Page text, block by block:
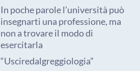
In poche parole l’università può
insegnarti una professione, ma
non a trovare il modo di
esercitarla
“Usciredalgreggiologia”